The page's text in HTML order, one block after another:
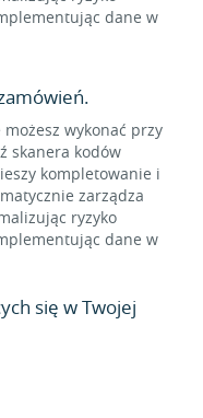
dane w
wykonać przy
skanera kodów
kompletowanie i
zarządza
ryzyko
dane w
się w Twojej